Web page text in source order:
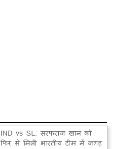
IND vs SL: सरफराज खान को
फिर से मिली भारतीय टीम में जगह